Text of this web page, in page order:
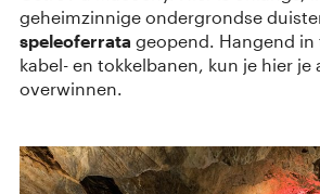
geheimzinnige ondergrondse
speleoferrata geopend. Hangend
kabel- en tokkelbanen, kun je hier je
overwinnen.